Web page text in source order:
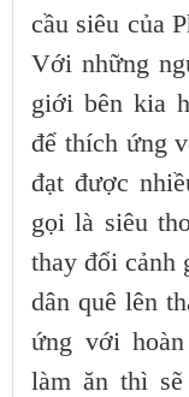
cầu siêu của
Với những
giới bên kia
để thích ứng
đạt được
gọi là siêu
thay đổi cảnh
dân quê lên
ứng với
làm ăn thì sẽ